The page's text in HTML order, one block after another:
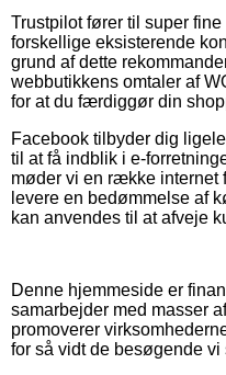
Trustpilot fører til super
forskellige eksisterende
grund af dette
webbutikkens omtaler af
for at du færdiggør din
Facebook tilbyder dig
til at få indblik i e-
møder vi en række internet
levere en bedømmelse af
kan anvendes til at afveje
Denne hjemmeside er
samarbejder med masser
promoverer
for så vidt de besøgende